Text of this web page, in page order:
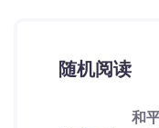
随机阅读
和